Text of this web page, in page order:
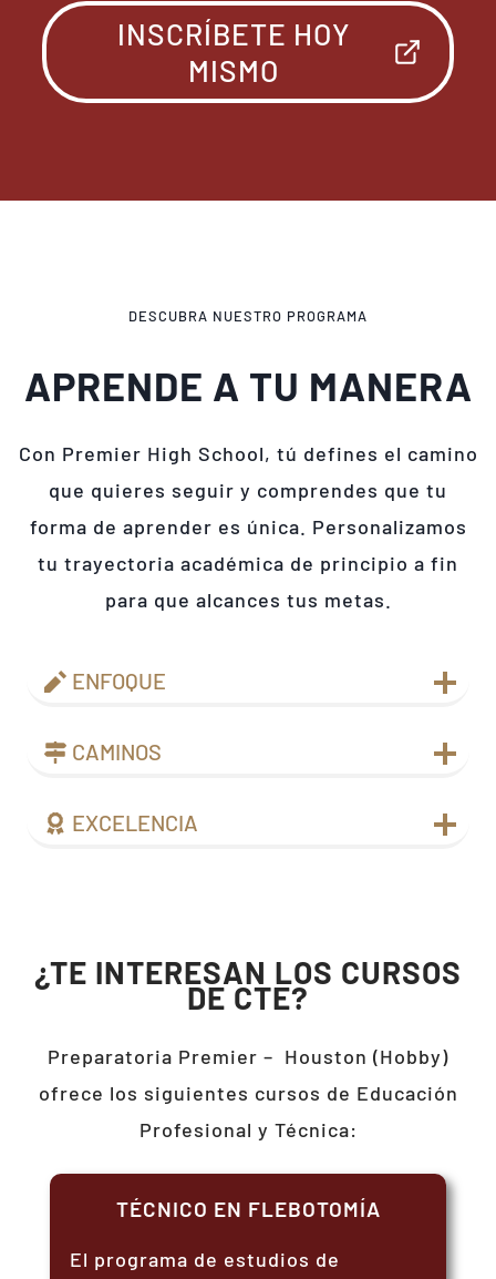
INSCRÍBETE HOY
MISMO
DESCUBRA NUESTRO PROGRAMA
APRENDE A TU MANERA
Con Premier High School, tú defines el camino
que quieres seguir y comprendes que tu
forma de aprender es única. Personalizamos
tu trayectoria académica de principio a fin
para que alcances tus metas.
ENFOQUE
CAMINOS
EXCELENCIA
¿TE INTERESAN LOS CURSOS
DE CTE?
Preparatoria Premier – Houston (Hobby)
ofrece los siguientes cursos de Educación
Profesional y Técnica:
TÉCNICO EN FLEBOTOMÍA
El programa de estudios de